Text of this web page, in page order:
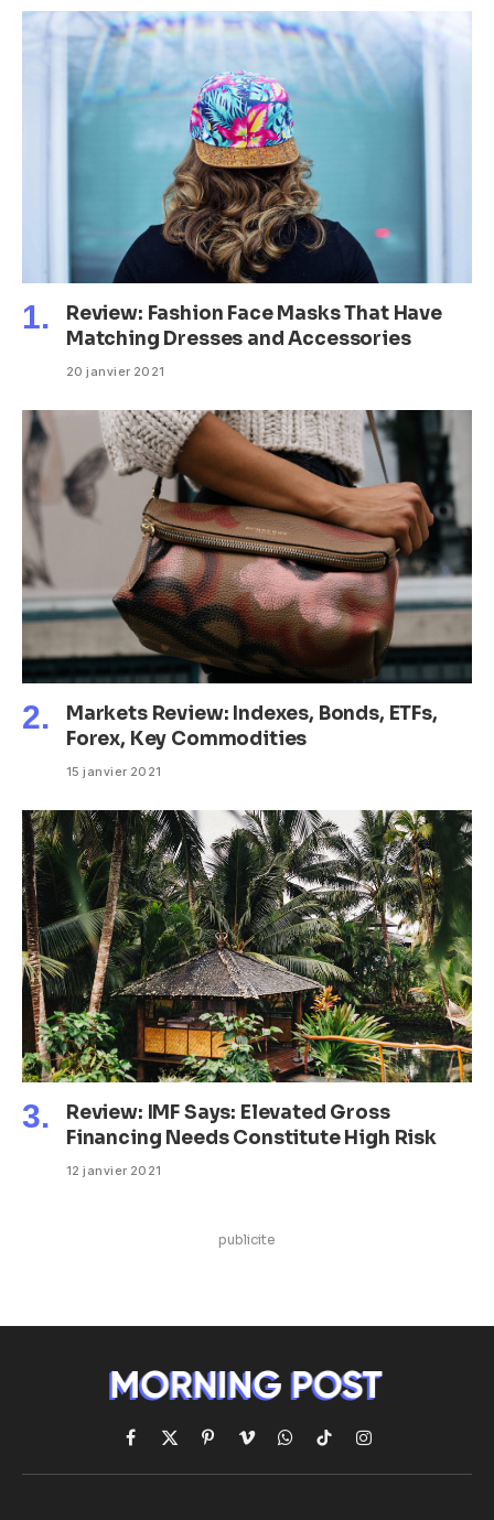
Review: Fashion Face Masks That Have
Matching Dresses and Accessories
20 janvier 2021
Markets Review: Indexes, Bonds, ETFs,
Forex, Key Commodities
15 janvier 2021
Review: IMF Says: Elevated Gross
Financing Needs Constitute High Risk
12 janvier 2021
publicite
Facebook
X
(Twitter)
Pinterest
VimeoWhatsApp
TikTokInstagram